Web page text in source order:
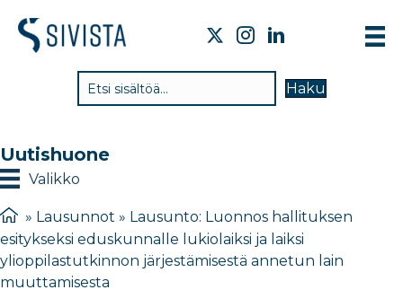
Haku
Uutishuone
Valikko
» Lausunnot » Lausunto: Luonnos hallituksen
esitykseksi eduskunnalle lukiolaiksi ja laiksi
ylioppilastutkinnon järjestämisestä annetun lain
muuttamisesta